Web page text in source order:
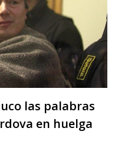
las palabras
en huelga